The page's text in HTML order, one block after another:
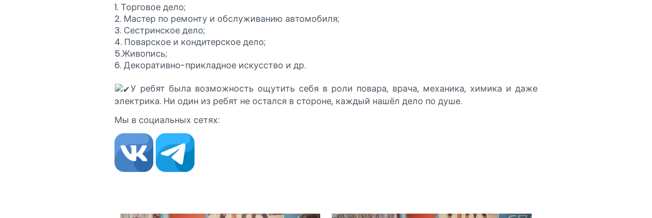
1. Торговое дело;
2. Мастер по ремонту и обслуживанию автомобиля;
3. Сестринское дело;
4. Поварское и кондитерское дело;
5.Живопись;
6. Декоративно-прикладное искусство и др.
У ребят была возможность ощутить себя в роли повара, врача, механика, химика и даже
электрика. Ни один из ребят не остался в стороне, каждый нашёл дело по душе.
Мы в социальных сетях: